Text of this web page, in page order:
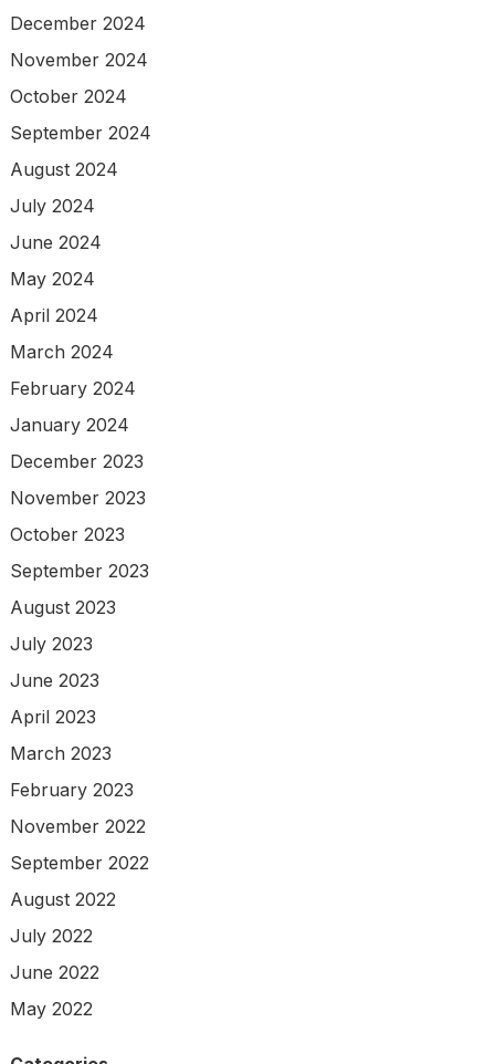
December 2024
November 2024
October 2024
September 2024
August 2024
July 2024
June 2024
May 2024
April 2024
March 2024
February 2024
January 2024
December 2023
November 2023
October 2023
September 2023
August 2023
July 2023
June 2023
April 2023
March 2023
February 2023
November 2022
September 2022
August 2022
July 2022
June 2022
May 2022